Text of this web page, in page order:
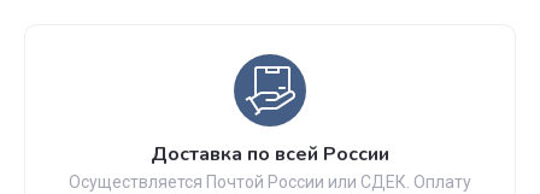
Доставка по всей России
Осуществляется Почтой России или СДЕК. Оплату